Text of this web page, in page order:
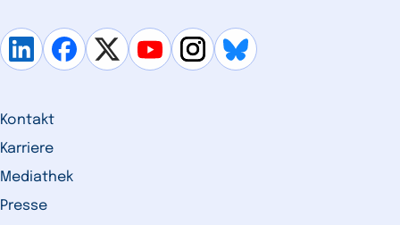
Kontakt
Karriere
Mediathek
Presse